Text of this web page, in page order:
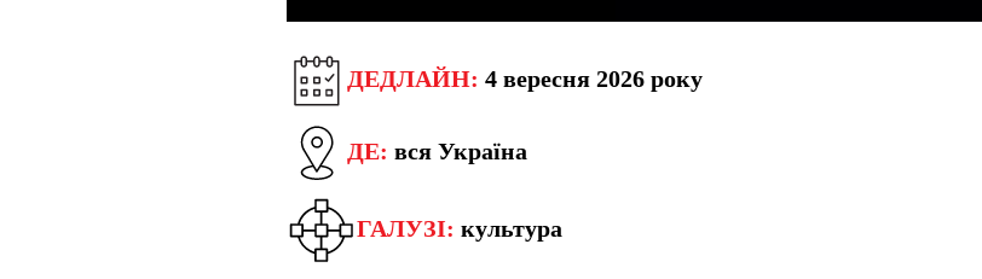
ДЕДЛАЙН: 4 вересня 2026 року
ДЕ: вся Україна
ГАЛУЗІ: культура